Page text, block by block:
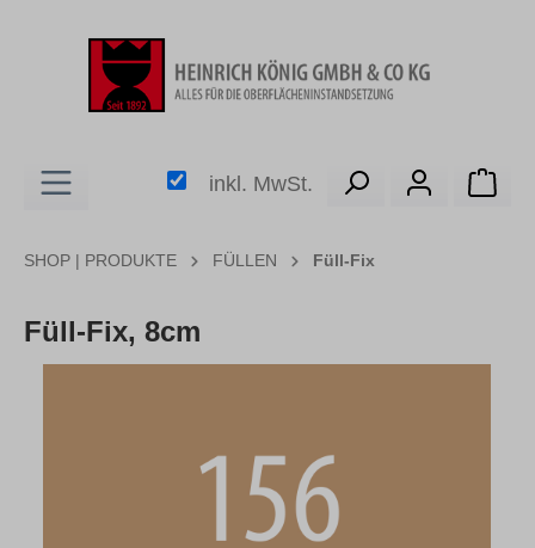
inkl. MwSt.
SHOP | PRODUKTE FÜLLEN Füll-Fix
Füll-Fix, 8cm